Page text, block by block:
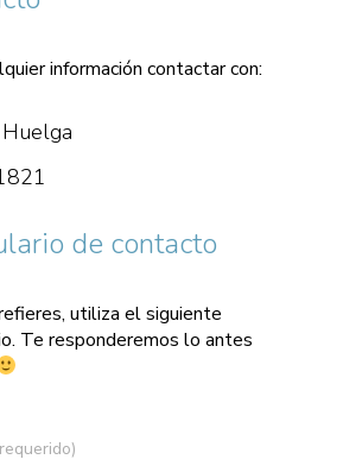
información contactar con:
de contacto
utiliza el siguiente
Te responderemos lo antes